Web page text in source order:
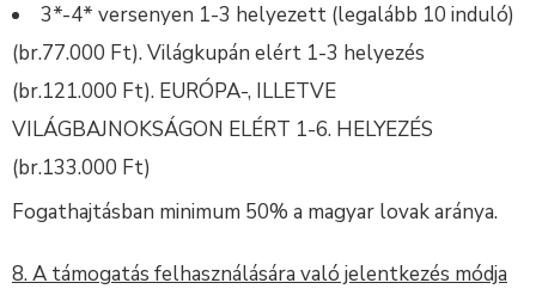
3*-4* versenyen 1-3 helyezett (legalább 10 induló)
(br.77.000 Ft). Világkupán elért 1-3 helyezés
(br.121.000 Ft). EURÓPA-, ILLETVE
VILÁGBAJNOKSÁGON ELÉRT 1-6. HELYEZÉS
(br.133.000 Ft)
Fogathajtásban minimum 50% a magyar lovak aránya.
8. A támogatás felhasználására való jelentkezés módja